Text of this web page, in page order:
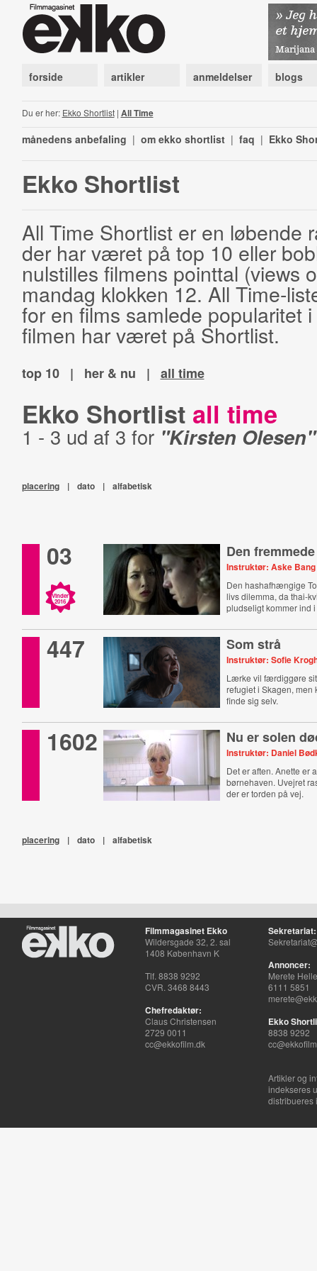
forside artikler anmeldelser blogs
Du er her: Ekko Shortlist| All Time
månedens anbefaling | om ekko shortlist | faq | Ekko
Ekko Shortlist
All Time Shortlist er en løbende
der har været på top 10 eller
nulstilles filmens pointtal (views
mandag klokken 12. All Time-
for en films samlede popularitet
filmen har været på Shortlist.
top 10 | her & nu | all time
Ekko Shortlist all time
1 - 3 ud af 3 for "Kirsten Olesen"
placering | dato | alfabetisk
03
Vinder
2016
Den fremmede
Instruktør: Aske Bang
Den hashafhængige
livs dilemma, da thai-
pludseligt kommer ind
447 Som strå
Instruktør: Sofie
Lærke vil færdiggøre
refugiet i Skagen,
finde sig selv.
1602 Nu er solen
Instruktør: Daniel
Det er aften. Anette er
børnehaven. Uvejret
der er torden på vej.
placering | dato | alfabetisk
Filmmagasinet Ekko
Wildersgade 32, 2. sal
1408 København K
Tlf. 8838 9292
CVR. 3468 8443
Chefredaktør:
Claus Christensen
2729 0011
cc@ekkofilm.dk
Sekretariat:
Annoncer:
Merete
6111 5851
Ekko
8838 9292
Artikler og
indekseres
distribueres